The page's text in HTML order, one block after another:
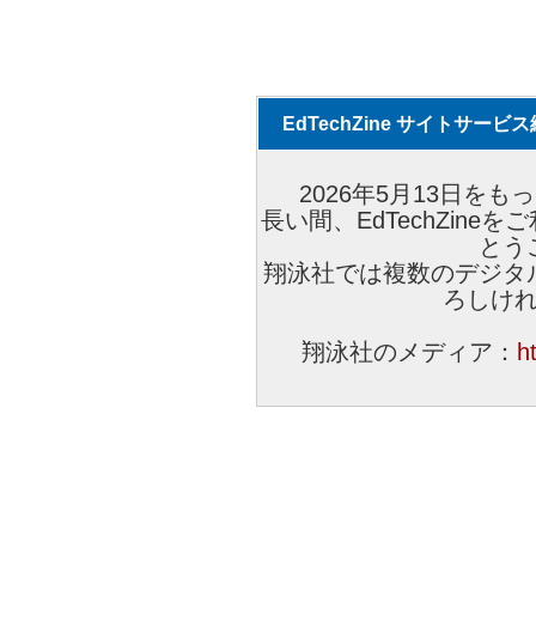
EdTechZine サイトサービス
2026年5月13日をも
長い間、EdTechZineを
とう
翔泳社では複数のデジ
ろしけ
翔泳社のメディア：